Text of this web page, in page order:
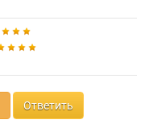
Ответить